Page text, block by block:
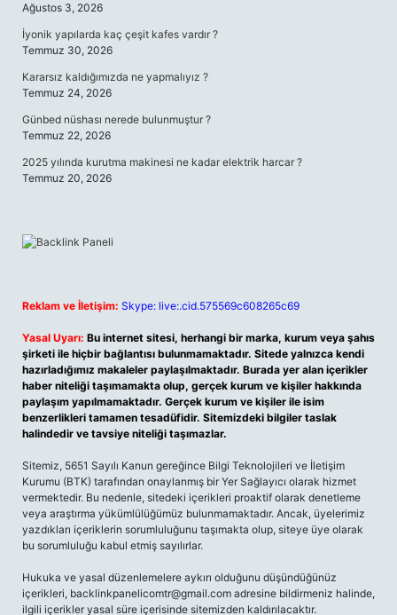
Ağustos 3, 2026
İyonik yapılarda kaç çeşit kafes vardır ?
Temmuz 30, 2026
Kararsız kaldığımızda ne yapmalıyız ?
Temmuz 24, 2026
Günbed nüshası nerede bulunmuştur ?
Temmuz 22, 2026
2025 yılında kurutma makinesi ne kadar elektrik harcar ?
Temmuz 20, 2026
Reklam ve İletişim: Skype: live:.cid.575569c608265c69
Yasal Uyarı: Bu internet sitesi, herhangi bir marka, kurum veya şahıs
şirketi ile hiçbir bağlantısı bulunmamaktadır. Sitede yalnızca kendi
hazırladığımız makaleler paylaşılmaktadır. Burada yer alan içerikler
haber niteliği taşımamakta olup, gerçek kurum ve kişiler hakkında
paylaşım yapılmamaktadır. Gerçek kurum ve kişiler ile isim
benzerlikleri tamamen tesadüfidir. Sitemizdeki bilgiler taslak
halindedir ve tavsiye niteliği taşımazlar.
Sitemiz, 5651 Sayılı Kanun gereğince Bilgi Teknolojileri ve İletişim
Kurumu (BTK) tarafından onaylanmış bir Yer Sağlayıcı olarak hizmet
vermektedir. Bu nedenle, sitedeki içerikleri proaktif olarak denetleme
veya araştırma yükümlülüğümüz bulunmamaktadır. Ancak, üyelerimiz
yazdıkları içeriklerin sorumluluğunu taşımakta olup, siteye üye olarak
bu sorumluluğu kabul etmiş sayılırlar.
Hukuka ve yasal düzenlemelere aykırı olduğunu düşündüğünüz
içerikleri, backlinkpanelicomtr@gmail.com adresine bildirmeniz halinde,
ilgili içerikler yasal süre içerisinde sitemizden kaldırılacaktır.